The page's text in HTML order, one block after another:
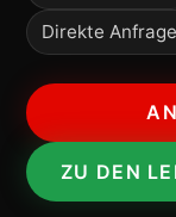
Direkte
ZU DEN